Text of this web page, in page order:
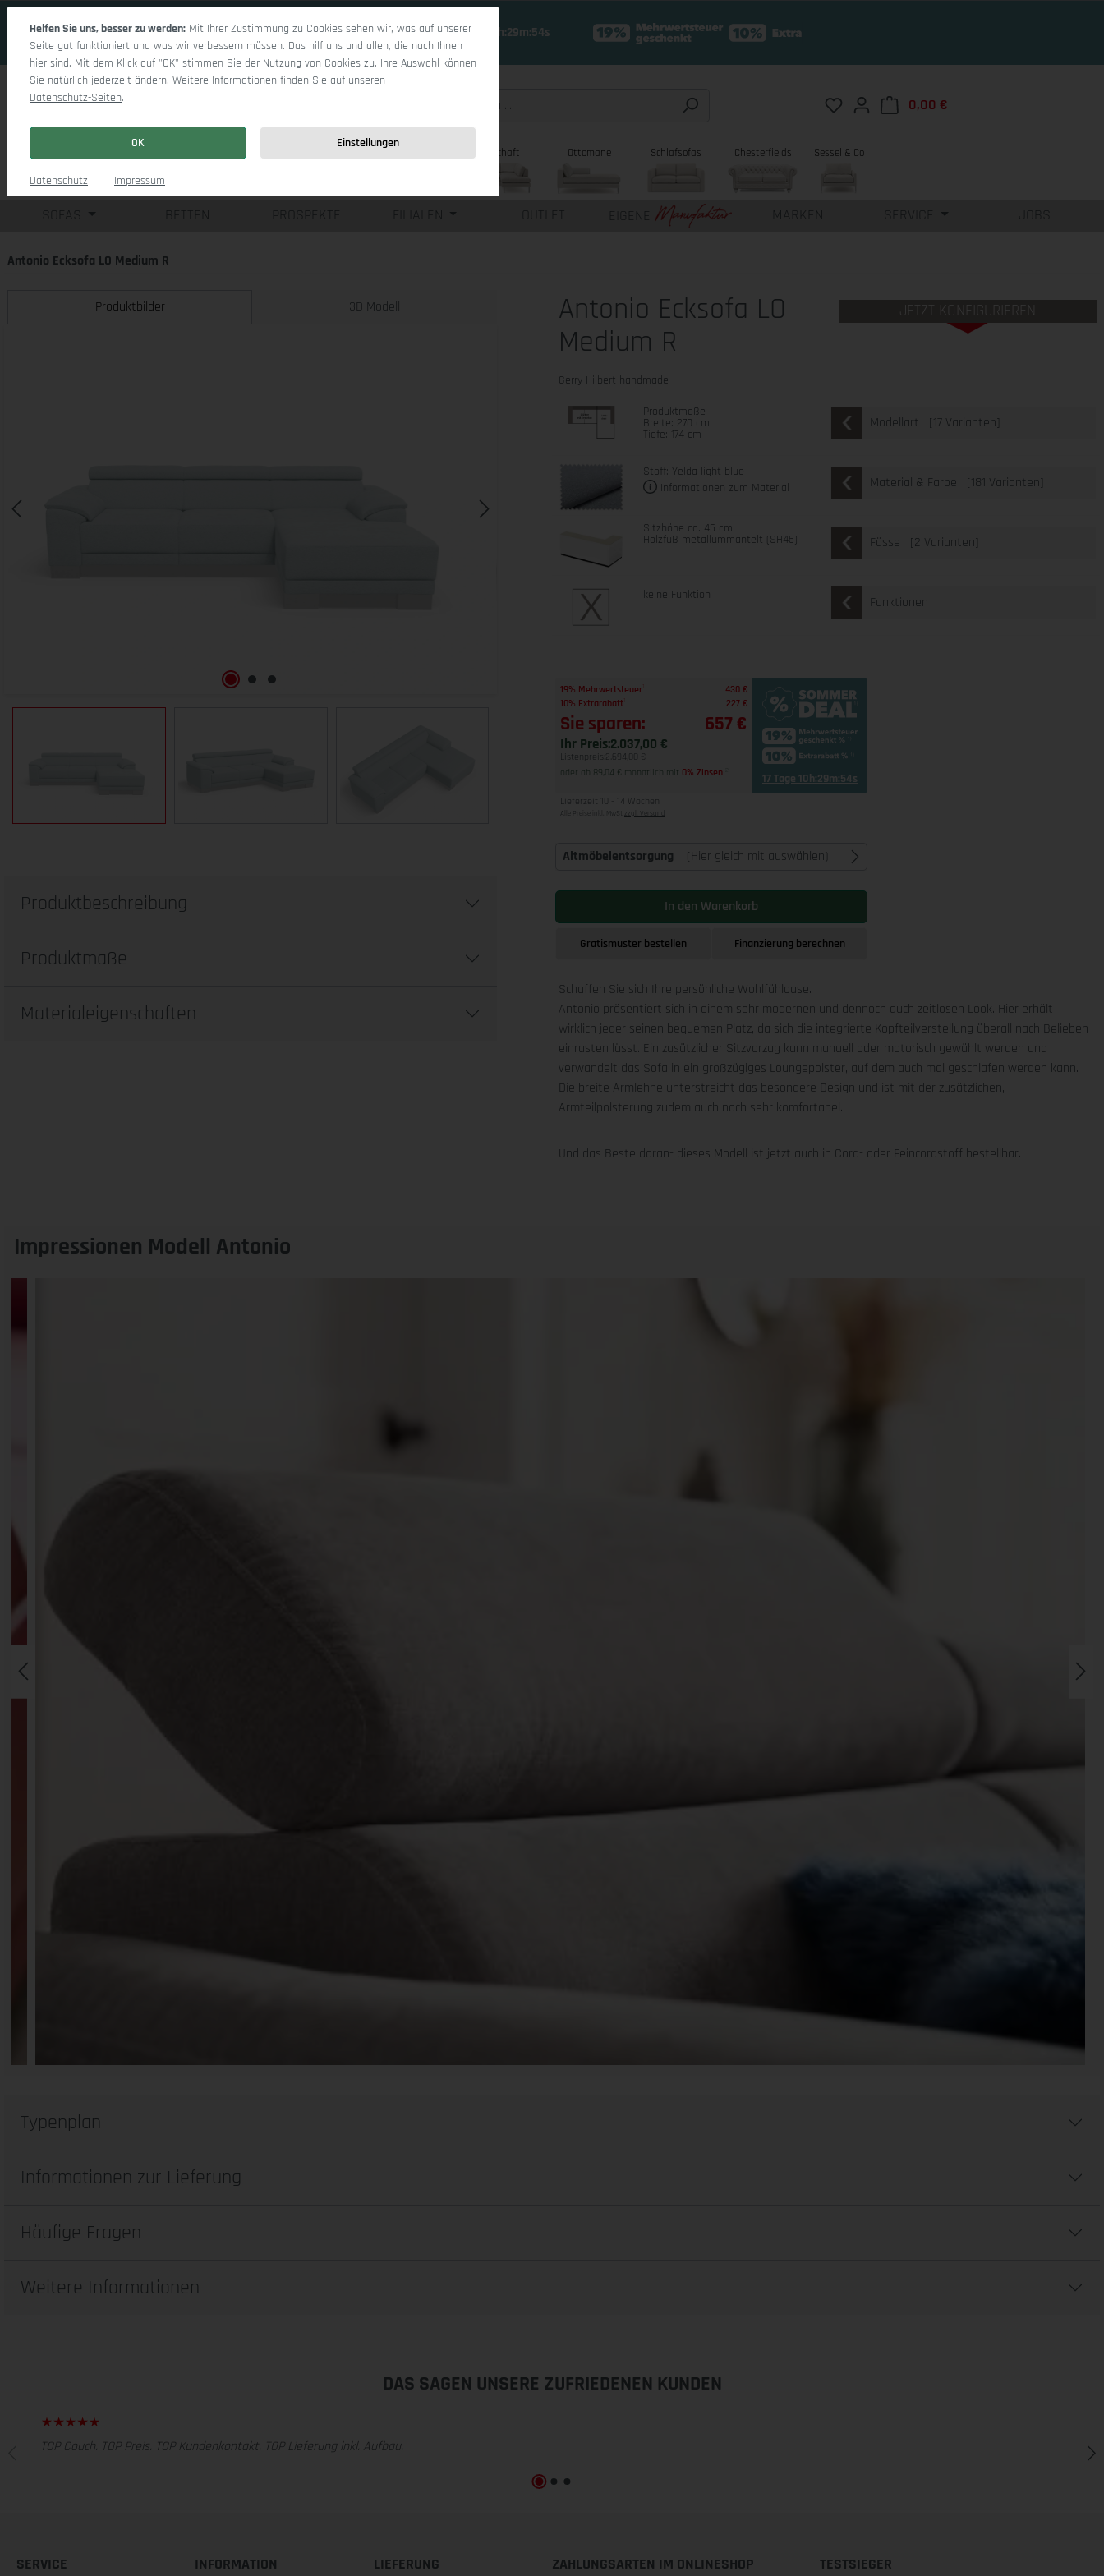
17 Tage 10h:29m:52s
Du hast 0 Produkte auf dem Merkzettel
0,00 €
Wohnlandschaft Ottomane Schlafsofas Chesterfields Sessel & Co
BETTEN PROSPEKTE FILIALEN OUTLET EIGENE MARKEN SERVICE JOBS
Antonio Ecksofa LO Medium R
Produktbilder
3D Modell
Antonio Ecksofa LO
Medium R
Gerry Hilbert handmade
JETZT KONFIGURIEREN
Produktmaße
Breite: 270 cm
Tiefe: 174 cm
Modellart [17 Varianten]
Stoff: Yelda light blue
Informationen zum Material
Material & Farbe [181 Varianten]
Sitzhöhe ca. 45 cm
Holzfuß metallummantelt (SH45) Füsse [2 Varianten]
keine Funktion Funktionen
19% Mehrwertsteuer
430 €
10% Extrarabatt
227 €
Sie sparen: 657 €
Ihr Preis:2.037,00 €
Listenpreis: 2.694,00 €
oder ab 89,04 € monatlich mit 0% Zinsen 17 Tage 10h:29m:52s
Lieferzeit 10 - 14 Wochen
Alle Preise inkl. MwSt zzgl. Versand
Altmöbelentsorgung (Hier gleich mit auswählen)
In den Warenkorb
Gratismuster bestellen Finanzierung berechnen
Schaffen Sie sich Ihre persönliche Wohlfühloase.
Antonio präsentiert sich in einem sehr modernen und dennoch auch zeitlosen Look. Hier erhält
wirklich jeder seinen bequemen Platz, da sich die integrierte Kopfteilverstellung überall nach Belieben
einrasten lässt. Ein zusätzlicher Sitzvorzug kann manuell oder motorisch gewählt werden und
verwandelt das Sofa in ein großzügiges Loungepolster, auf dem auch mal geschlafen werden kann.
Die breite Armlehne unterstreicht das besondere Design und ist mit der zusätzlichen,
Armteilpolsterung zudem auch noch sehr komfortabel.
Und das Beste daran- dieses Modell ist jetzt auch in Cord- oder Feincordstoff bestellbar.
Produktbeschreibung
Produktmaße
Materialeigenschaften
Impressionen Modell Antonio
Typenplan
Informationen zur Lieferung
Häufige Fragen
Weitere Informationen
DAS SAGEN UNSERE ZUFRIEDENEN KUNDEN
TOP Couch. TOP Preis. TOP Kundenkontakt. TOP Lieferung inkl. Aufbau.
SERVICE INFORMATION LIEFERUNG ZAHLUNGSARTEN IM ONLINESHOP TESTSIEGER
Helfen Sie uns, besser zu werden: Mit Ihrer Zustimmung zu Cookies sehen wir, was auf unserer
Seite gut funktioniert und was wir verbessern müssen. Das hilf uns und allen, die nach Ihnen
hier sind. Mit dem Klick auf "OK" stimmen Sie der Nutzung von Cookies zu. Ihre Auswahl können
Sie natürlich jederzeit ändern. Weitere Informationen finden Sie auf unseren
Datenschutz-Seiten.
OK Einstellungen
Datenschutz Impressum